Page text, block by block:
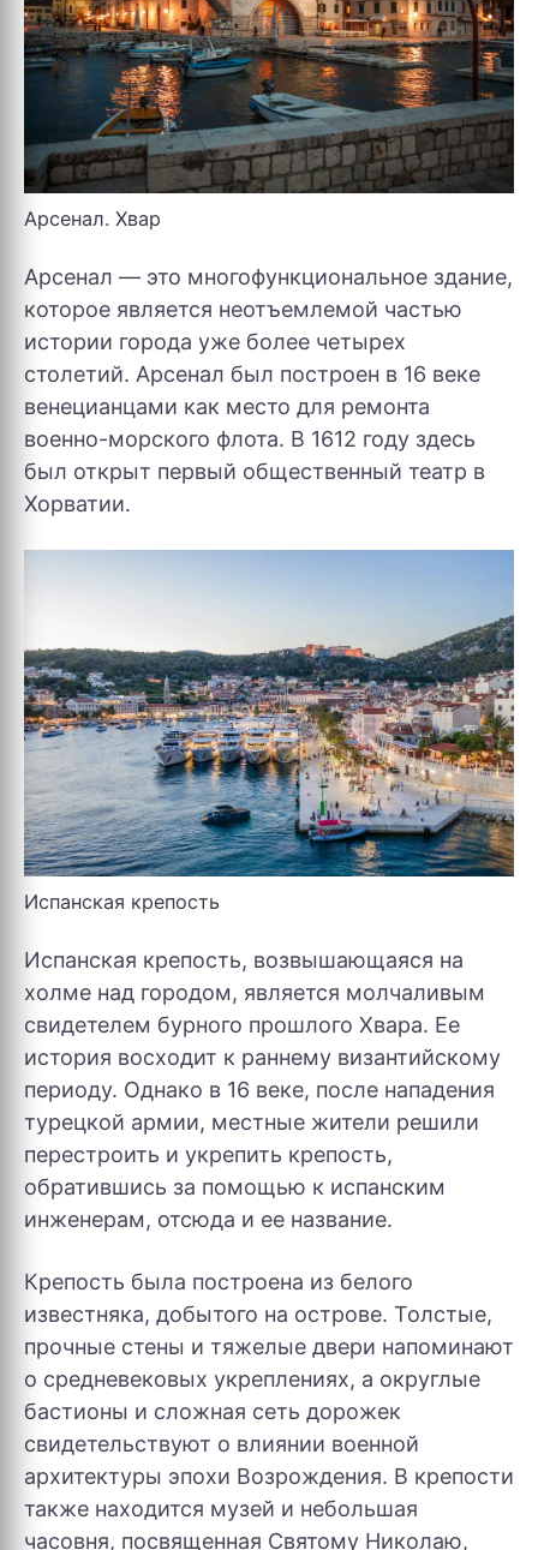
Арсенал. Хвар
Арсенал — это многофункциональное здание,
которое является неотъемлемой частью
истории города уже более четырех
столетий. Арсенал был построен в 16 веке
венецианцами как место для ремонта
военно-морского флота. В 1612 году здесь
был открыт первый общественный театр в
Хорватии.
Испанская крепость
Испанская крепость, возвышающаяся на
холме над городом, является молчаливым
свидетелем бурного прошлого Хвара. Ее
история восходит к раннему византийскому
периоду. Однако в 16 веке, после нападения
турецкой армии, местные жители решили
перестроить и укрепить крепость,
обратившись за помощью к испанским
инженерам, отсюда и ее название.
Крепость была построена из белого
известняка, добытого на острове. Толстые,
прочные стены и тяжелые двери напоминают
о средневековых укреплениях, а округлые
бастионы и сложная сеть дорожек
свидетельствуют о влиянии военной
архитектуры эпохи Возрождения. В крепости
также находится музей и небольшая
часовня, посвященная Святому Николаю,